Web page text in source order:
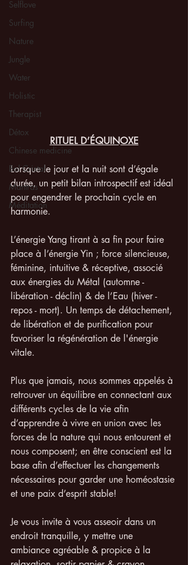
Selflove
Surfing
Nature
Jungle
Water
Holistic
Therapist
Détox
Chinese medicine
Bol Cristal
Mantras
Méditation
RITUEL D’ÉQUINOXE
Lorsque le jour et la nuit sont d’égale
durée, un petit bilan introspectif est idéal
pour engendrer le prochain cycle en
harmonie.
L’énergie Yang tirant à sa fin pour faire
place à l’énergie Yin ; force silencieuse,
féminine, intuitive & réceptive, associé
aux énergies du Métal (automne -
libération - déclin) & de l’Eau (hiver -
repos - mort). Un temps de détachement,
de libération et de purification pour
favoriser la régénération de l'énergie
vitale.
Plus que jamais, nous sommes appelés à
retrouver un équilibre en connectant aux
différents cycles de la vie afin
d’apprendre à vivre en union avec les
forces de la nature qui nous entourent et
nous composent; en être conscient est la
base afin d’effectuer les changements
nécessaires pour garder une homéostasie
et une paix d’esprit stable!
Je vous invite à vous asseoir dans un
endroit tranquille, y mettre une
ambiance agréable & propice à la